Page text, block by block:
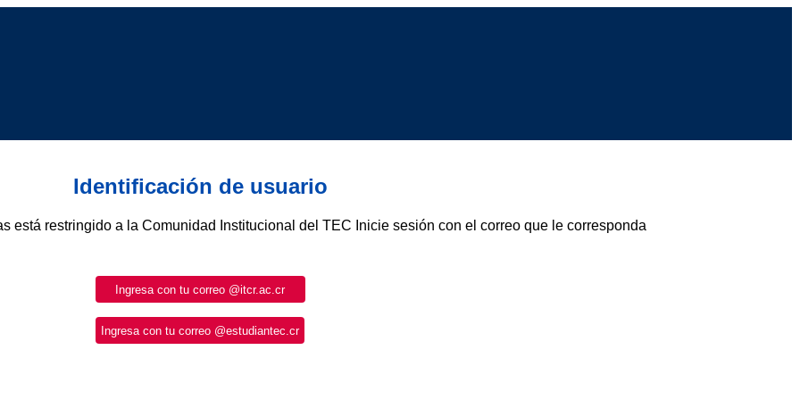
Identificación de usuario
está restringido a la Comunidad Institucional del TEC Inicie sesión con el correo que le corresponda